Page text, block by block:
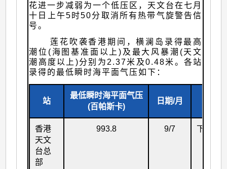
花进一步减弱为一个低压区，天文台在七月
十日上午5时50分取消所有热带气旋警告信
号。
莲花吹袭香港期间，横澜岛录得最高
潮位(海图基准面以上)及最大风暴潮(天文
潮高度以上)分别为2.37米及0.48米。各站
录得的最低瞬时海平面气压如下：
站
最低瞬时海平面气压
(百帕斯卡)
日期/月
香港
天文
台总
部
993.8 9/7
下午4时